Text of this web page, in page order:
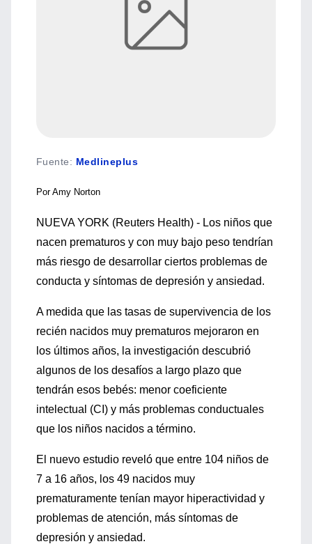
Fuente: Medlineplus
Por Amy Norton
NUEVA YORK (Reuters Health) - Los niños que
nacen prematuros y con muy bajo peso tendrían
más riesgo de desarrollar ciertos problemas de
conducta y síntomas de depresión y ansiedad.
A medida que las tasas de supervivencia de los
recién nacidos muy prematuros mejoraron en
los últimos años, la investigación descubrió
algunos de los desafíos a largo plazo que
tendrán esos bebés: menor coeficiente
intelectual (CI) y más problemas conductuales
que los niños nacidos a término.
El nuevo estudio reveló que entre 104 niños de
7 a 16 años, los 49 nacidos muy
prematuramente tenían mayor hiperactividad y
problemas de atención, más síntomas de
depresión y ansiedad.